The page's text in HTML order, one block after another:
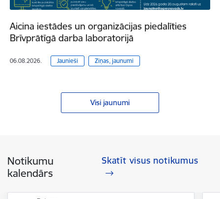
Aicina iestādes un organizācijas piedalīties
Brīvprātīgā darba laboratorijā
06.08.2026. Jaunieši Ziņas, jaunumi
Visi jaunumi
Notikumu
kalendārs
Skatīt visus notikumus